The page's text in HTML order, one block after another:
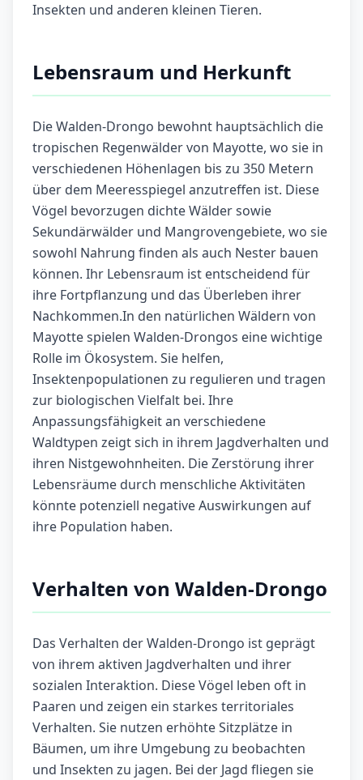
Insekten und anderen kleinen Tieren.
Lebensraum und Herkunft
Die Walden-Drongo bewohnt hauptsächlich die
tropischen Regenwälder von Mayotte, wo sie in
verschiedenen Höhenlagen bis zu 350 Metern
über dem Meeresspiegel anzutreffen ist. Diese
Vögel bevorzugen dichte Wälder sowie
Sekundärwälder und Mangrovengebiete, wo sie
sowohl Nahrung finden als auch Nester bauen
können. Ihr Lebensraum ist entscheidend für
ihre Fortpflanzung und das Überleben ihrer
Nachkommen.In den natürlichen Wäldern von
Mayotte spielen Walden-Drongos eine wichtige
Rolle im Ökosystem. Sie helfen,
Insektenpopulationen zu regulieren und tragen
zur biologischen Vielfalt bei. Ihre
Anpassungsfähigkeit an verschiedene
Waldtypen zeigt sich in ihrem Jagdverhalten und
ihren Nistgewohnheiten. Die Zerstörung ihrer
Lebensräume durch menschliche Aktivitäten
könnte potenziell negative Auswirkungen auf
ihre Population haben.
Verhalten von Walden-Drongo
Das Verhalten der Walden-Drongo ist geprägt
von ihrem aktiven Jagdverhalten und ihrer
sozialen Interaktion. Diese Vögel leben oft in
Paaren und zeigen ein starkes territoriales
Verhalten. Sie nutzen erhöhte Sitzplätze in
Bäumen, um ihre Umgebung zu beobachten
und Insekten zu jagen. Bei der Jagd fliegen sie